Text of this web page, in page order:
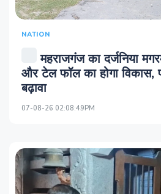
NATION
महराजगंज का दर्जनिया
और टेल फॉल का होगा विकास,
बढ़ावा
07-08-26 02:08:49PM